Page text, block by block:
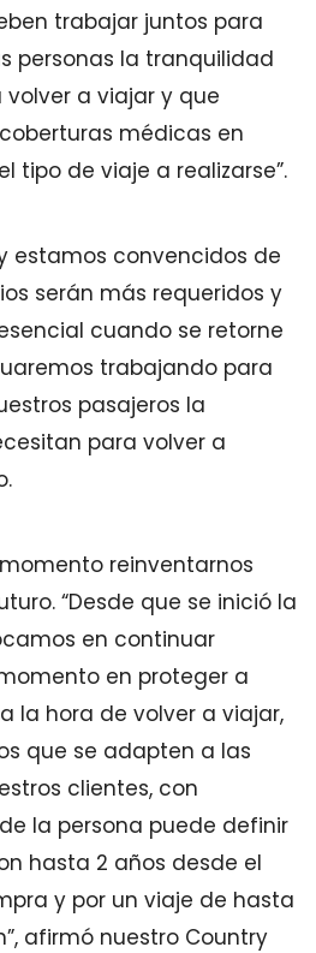
trabajar juntos para
personas la tranquilidad
a viajar y que
médicas en
tipo de viaje a realizarse”.
estamos convencidos de
serán más requeridos y
cuando se retorne
trabajando para
pasajeros la
para volver a
reinventarnos
“Desde que se inició la
en continuar
en proteger a
la hora de volver a viajar,
que se adapten a las
clientes, con
la persona puede definir
hasta 2 años desde el
y por un viaje de hasta
afirmó nuestro Country